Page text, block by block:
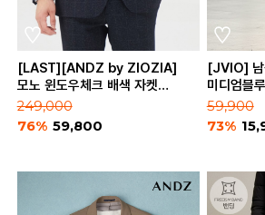
[LAST][ANDZ by ZIOZIA]
모노 윈도우체크 배색 자켓
(BZA3KG1151)
249,000
76% 59,800
[JVIO] 남
미디엄블
59,900
73%